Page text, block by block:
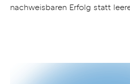
nachweisbaren Erfolg statt